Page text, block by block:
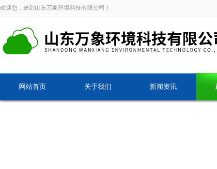
欢迎您，来到山东万象环境科技有限公司！
网站首页 关于我们 新闻资讯